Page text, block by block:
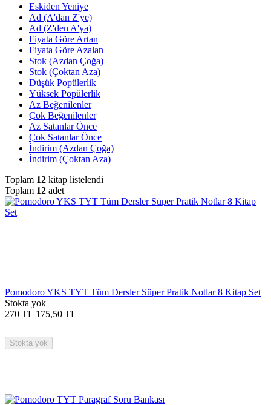
Eskiden Yeniye
Ad (A'dan Z'ye)
Ad (Z'den A'ya)
Fiyata Göre Artan
Fiyata Göre Azalan
Stok (Azdan Çoğa)
Stok (Çoktan Aza)
Düşük Popülerlik
Yüksek Popülerlik
Az Beğenilenler
Çok Beğenilenler
Az Satanlar Önce
Çok Satanlar Önce
İndirim (Azdan Çoğa)
İndirim (Çoktan Aza)
Toplam 12 kitap listelendi
Toplam 12 adet
Pomodoro YKS TYT Tüm Dersler Süper Pratik Notlar 8 Kitap Set
Stokta yok
270 TL 175,50 TL
Stokta yok